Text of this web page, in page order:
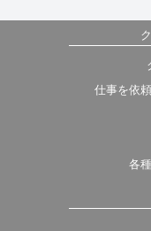
仕事を依
各